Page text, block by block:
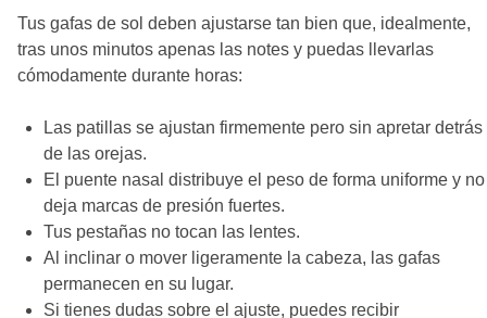
Tus gafas de sol deben ajustarse tan bien que, idealmente,
tras unos minutos apenas las notes y puedas llevarlas
cómodamente durante horas:
Las patillas se ajustan firmemente pero sin apretar detrás
de las orejas.
El puente nasal distribuye el peso de forma uniforme y no
deja marcas de presión fuertes.
Tus pestañas no tocan las lentes.
Al inclinar o mover ligeramente la cabeza, las gafas
permanecen en su lugar.
Si tienes dudas sobre el ajuste, puedes recibir